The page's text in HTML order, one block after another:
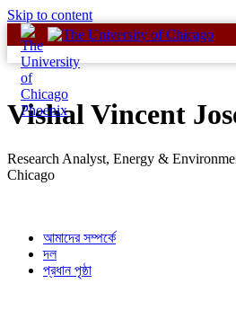
Skip to content
Vishal Vincent
Research Analyst, Energy &
Chicago
আমাদের সম্পর্কে
দল
প্রধান পৃষ্ঠা